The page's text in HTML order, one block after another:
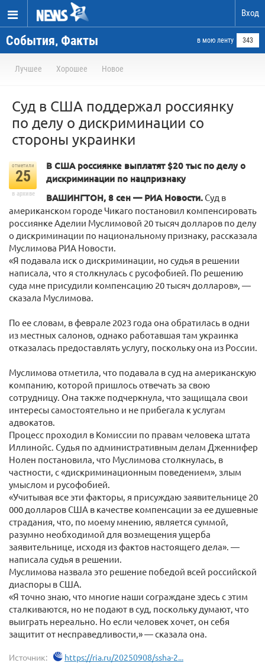
Вход
События, Факты в мою ленту 343
Лучшее Хорошее Новое
Суд в США поддержал россиянку
по делу о дискриминации со
стороны украинки
отметили
25
в архиве
В США россиянке выплатят $20 тыс по делу о
дискриминации по нацпризнаку
ВАШИНГТОН, 8 сен — РИА Новости. Суд в
американском городе Чикаго постановил компенсировать
россиянке Аделии Муслимовой 20 тысяч долларов по делу
о дискриминации по национальному признаку, рассказала
Муслимова РИА Новости.
«Я подавала иск о дискриминации, но судья в решении
написала, что я столкнулась с русофобией. По решению
суда мне присудили компенсацию 20 тысяч долларов», —
сказала Муслимова.
По ее словам, в феврале 2023 года она обратилась в одни
из местных салонов, однако работавшая там украинка
отказалась предоставлять услугу, поскольку она из России.
Муслимова отметила, что подавала в суд на американскую
компанию, которой пришлось отвечать за свою
сотрудницу. Она также подчеркнула, что защищала свои
интересы самостоятельно и не прибегала к услугам
адвокатов.
Процесс проходил в Комиссии по правам человека штата
Иллинойс. Судья по административным делам Дженнифер
Нолен постановила, что Муслимова столкнулась, в
частности, с «дискриминационным поведением», злым
умыслом и русофобией.
«Учитывая все эти факторы, я присуждаю заявительнице 20
000 долларов США в качестве компенсации за ее душевные
страдания, что, по моему мнению, является суммой,
разумно необходимой для возмещения ущерба
заявительнице, исходя из фактов настоящего дела». —
написала судья в решении.
Муслимова назвала это решение победой всей российской
диаспоры в США.
«Я точно знаю, что многие наши сограждане здесь с этим
сталкиваются, но не подают в суд, поскольку думают, что
выиграть нереально. Но если человек хочет, он себя
защитит от несправедливости,» — сказала она.
Источник: https://ria.ru/20250908/ssha-2...